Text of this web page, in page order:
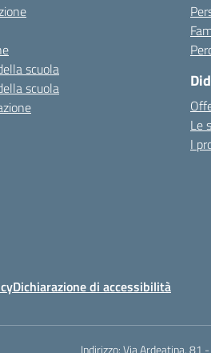
scuola
scuola
Le
I
Dichiarazione di accessibilità
Indirizzo:Via Ardeatina, 81